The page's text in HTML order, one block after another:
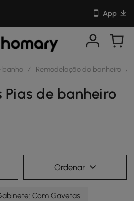
App
banho / Remodelação do banheiro /
Pias de banheiro
Ordenar
Com Gavetas